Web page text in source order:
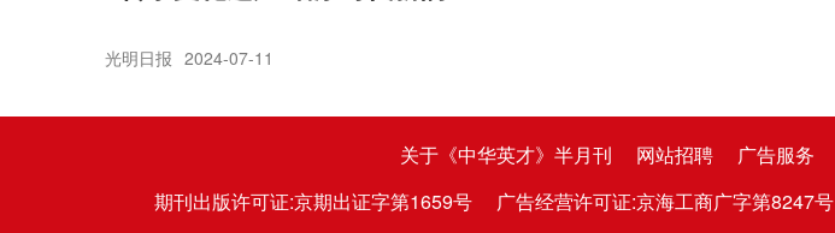
光明日报 2024-07-11
关于《中华英才》半月刊 网站招聘 广告服务
期刊出版许可证:京期出证字第1659号
广告经营许可证:京海工商广字第8247号